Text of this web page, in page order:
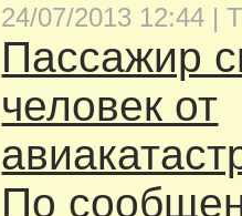
24/07/2013 12:44 |
Пассажир
человек от
По